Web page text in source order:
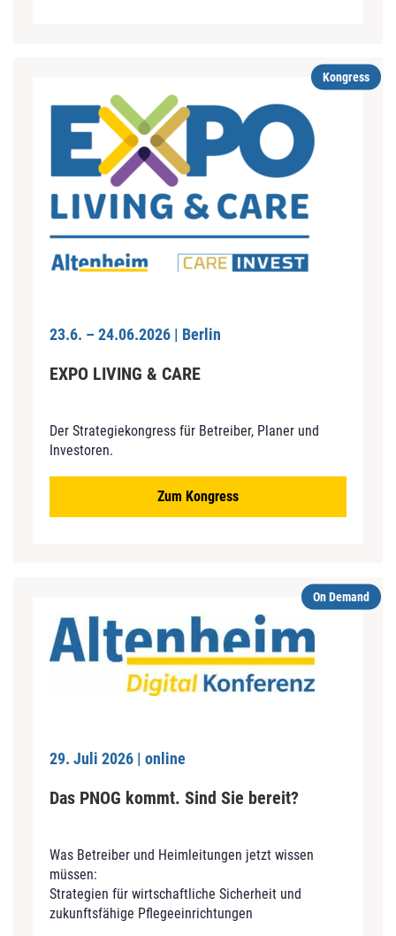
Kongress
23.6. – 24.06.2026 | Berlin
EXPO LIVING & CARE
Der Strategiekongress für Betreiber, Planer und
Investoren.
Zum Kongress
On Demand
29. Juli 2026 | online
Das PNOG kommt. Sind Sie bereit?
Was Betreiber und Heimleitungen jetzt wissen
müssen:
Strategien für wirtschaftliche Sicherheit und
zukunftsfähige Pflegeeinrichtungen